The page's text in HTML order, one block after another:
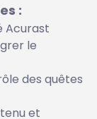
:
Acurast
le
des quêtes
et